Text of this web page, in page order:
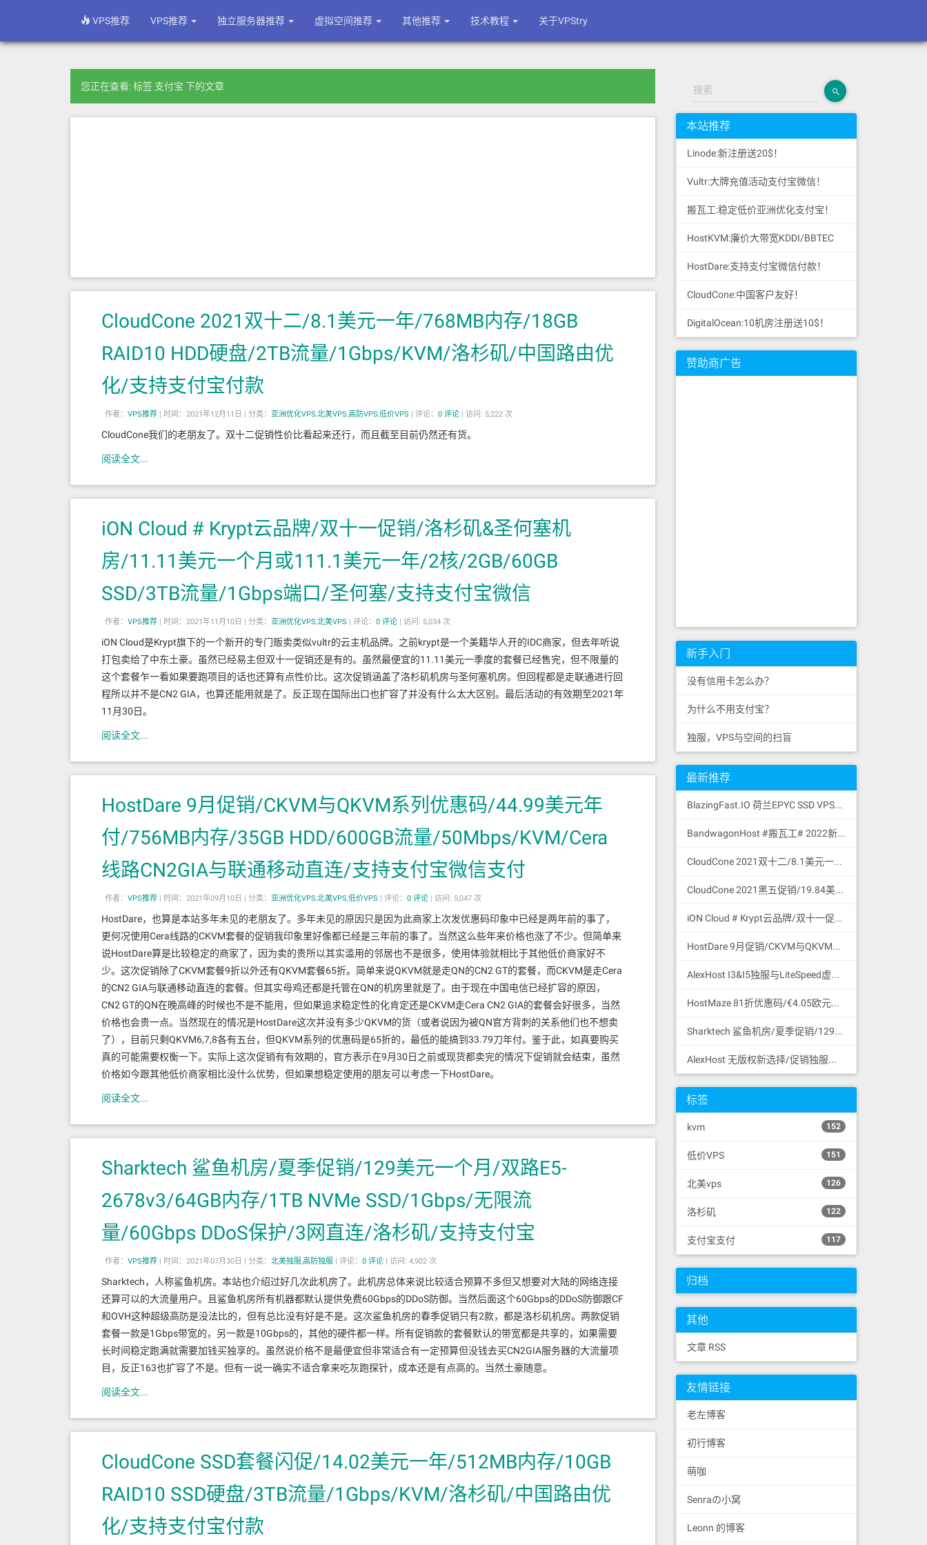
VPS推荐 VPS推荐 独立服务器推荐 虚拟空间推荐 其他推荐 技术教程 关于VPStry
您正在查看: 标签 支付宝 下的文章
CloudCone 2021双十二/8.1美元一年/768MB内存/18GB
RAID10 HDD硬盘/2TB流量/1Gbps/KVM/洛杉矶/中国路由优
化/支持支付宝付款
作者： VPS推荐 | 时间：2021年12月11日 | 分类： 亚洲优化VPS,北美VPS,高防VPS,低价VPS | 评论： 0 评论 | 访问: 5,222 次
CloudCone我们的老朋友了。双十二促销性价比看起来还行，而且截至目前仍然还有货。
阅读全文...
iON Cloud # Krypt云品牌/双十一促销/洛杉矶&圣何塞机
房/11.11美元一个月或111.1美元一年/2核/2GB/60GB
SSD/3TB流量/1Gbps端口/圣何塞/支持支付宝微信
作者： VPS推荐 | 时间：2021年11月10日 | 分类： 亚洲优化VPS,北美VPS | 评论： 0 评论 | 访问: 5,034 次
iON Cloud是Krypt旗下的一个新开的专门贩卖类似vultr的云主机品牌。之前krypt是一个美籍华人开的IDC商家，但去年听说
打包卖给了中东土豪。虽然已经易主但双十一促销还是有的。虽然最便宜的11.11美元一季度的套餐已经售完，但不限量的
这个套餐乍一看如果要跑项目的话也还算有点性价比。这次促销涵盖了洛杉矶机房与圣何塞机房。但回程都是走联通进行回
程所以并不是CN2 GIA，也算还能用就是了。反正现在国际出口也扩容了并没有什么太大区别。最后活动的有效期至2021年
11月30日。
阅读全文...
HostDare 9月促销/CKVM与QKVM系列优惠码/44.99美元年
付/756MB内存/35GB HDD/600GB流量/50Mbps/KVM/Cera
线路CN2GIA与联通移动直连/支持支付宝微信支付
作者： VPS推荐 | 时间：2021年09月10日 | 分类： 亚洲优化VPS,北美VPS,低价VPS | 评论： 0 评论 | 访问: 5,047 次
HostDare，也算是本站多年未见的老朋友了。多年未见的原因只是因为此商家上次发优惠码印象中已经是两年前的事了，
更何况使用Cera线路的CKVM套餐的促销我印象里好像都已经是三年前的事了。当然这么些年来价格也涨了不少。但简单来
说HostDare算是比较稳定的商家了，因为卖的贵所以其实滥用的邻居也不是很多，使用体验就相比于其他低价商家好不
少。这次促销除了CKVM套餐9折以外还有QKVM套餐65折。简单来说QKVM就是走QN的CN2 GT的套餐，而CKVM是走Cera
的CN2 GIA与联通移动直连的套餐。但其实母鸡还都是托管在QN的机房里就是了。由于现在中国电信已经扩容的原因，
CN2 GT的QN在晚高峰的时候也不是不能用，但如果追求稳定性的化肯定还是CKVM走Cera CN2 GIA的套餐会好很多，当然
价格也会贵一点。当然现在的情况是HostDare这次并没有多少QKVM的货（或者说因为被QN官方背刺的关系他们也不想卖
了），目前只剩QKVM6,7,8各有五台，但QKVM系列的优惠码是65折的，最低的能搞到33.79刀年付。鉴于此，如真要购买
真的可能需要权衡一下。实际上这次促销有有效期的，官方表示在9月30日之前或现货都卖完的情况下促销就会结束，虽然
价格如今跟其他低价商家相比没什么优势，但如果想稳定使用的朋友可以考虑一下HostDare。
阅读全文...
Sharktech 鲨鱼机房/夏季促销/129美元一个月/双路E5-
2678v3/64GB内存/1TB NVMe SSD/1Gbps/无限流
量/60Gbps DDoS保护/3网直连/洛杉矶/支持支付宝
作者： VPS推荐 | 时间：2021年07月30日 | 分类： 北美独服,高防独服 | 评论： 0 评论 | 访问: 4,902 次
Sharktech，人称鲨鱼机房。本站也介绍过好几次此机房了。此机房总体来说比较适合预算不多但又想要对大陆的网络连接
还算可以的大流量用户。且鲨鱼机房所有机器都默认提供免费60Gbps的DDoS防御。当然后面这个60Gbps的DDoS防御跟CF
和OVH这种超级高防是没法比的，但有总比没有好是不是。这次鲨鱼机房的春季促销只有2款，都是洛杉矶机房。两款促销
套餐一款是1Gbps带宽的，另一款是10Gbps的，其他的硬件都一样。所有促销款的套餐默认的带宽都是共享的，如果需要
长时间稳定跑满就需要加钱买独享的。虽然说价格不是最便宜但非常适合有一定预算但没钱去买CN2GIA服务器的大流量项
目，反正163也扩容了不是。但有一说一确实不适合拿来吃灰跑探针，成本还是有点高的。当然土豪随意。
阅读全文...
CloudCone SSD套餐闪促/14.02美元一年/512MB内存/10GB
RAID10 SSD硬盘/3TB流量/1Gbps/KVM/洛杉矶/中国路由优
化/支持支付宝付款
搜索
本站推荐
Linode:新注册送20$！
Vultr:大牌充值活动支付宝微信！
搬瓦工:稳定低价亚洲优化支付宝！
HostKVM:廉价大带宽KDDI/BBTEC
HostDare:支持支付宝微信付款！
CloudCone:中国客户友好！
DigitalOcean:10机房注册送10$！
赞助商广告
新手入门
没有信用卡怎么办？
为什么不用支付宝？
独服，VPS与空间的扫盲
最新推荐
BlazingFast.IO 荷兰EPYC SSD VPS循环9折/4.5欧元一个月或43.2欧元一年/1核/1GB/30GB SSD NVMe GEN4/无限流量100Mbps/DDoS保护/KVM/荷兰
BandwagonHost #搬瓦工# 2022新年年付7.4折优惠码/最新可访问官网地址更新/促销特价商品合集/支持微信与支付宝付款
CloudCone 2021双十二/8.1美元一年/768MB内存/18GB RAID10 HDD硬盘/2TB流量/1Gbps/KVM/洛杉矶/中国路由优化/支持支付宝付款
CloudCone 2021黑五促销/19.84美元一年/2048MB内存/70GB RAID10 HDD硬盘/4TB流量/1Gbps/KVM/洛杉矶/中国路由优化/支持支付宝付款
iON Cloud # Krypt云品牌/双十一促销/洛杉矶&圣何塞机房/11.11美元一个月或111.1美元一年/2核/2GB/60GB SSD/3TB流量/1Gbps端口/圣何塞/支持支付宝微信
HostDare 9月促销/CKVM与QKVM系列优惠码/44.99美元年付/756MB内存/35GB HDD/600GB流量/50Mbps/KVM/Cera线路CN2GIA与联通移动直连/支持支付宝微信支付
AlexHost I3&I5独服与LiteSpeed虚拟空间促销/24.5欧元一个月/Intel I3 CPU/4G DDR3/1TB SATA HDD/无限流量/共享1Gbps/DDoS保护/摩尔多瓦/无版权
HostMaze 81折优惠码/€4.05欧元一个月/1核/1GB内存/30GB SSD硬盘/1Gbps/无限流量/KVM/罗马尼亚/无版权
Sharktech 鲨鱼机房/夏季促销/129美元一个月/双路E5-2678v3/64GB内存/1TB NVMe SSD/1Gbps/无限流量/60Gbps DDoS保护/3网直连/洛杉矶/支持支付宝
AlexHost 无版权新选择/促销独服优惠码/35.1欧元一个月/Intel I5 CPU/4G DDR3/1TB SATA HDD/无限流量/共享1Gbps/DDoS保护/摩尔多瓦/无版权
标签
kvm 152
低价VPS 151
北美vps 126
洛杉矶 122
支付宝支付 117
归档
其他
文章 RSS
友情链接
老左博客
初行博客
萌咖
Senraの小窝
Leonn 的博客